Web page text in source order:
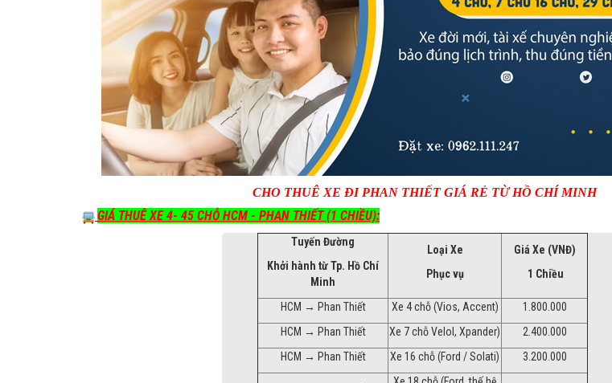
CHO THUÊ XE ĐI PHAN THIẾT GIÁ RẺ TỪ HỒ CHÍ MINH
GIÁ THUÊ XE 4- 45 CHỖ HCM - PHAN THIẾT (1 CHIỀU):
Tuyến Đường
Khởi hành từ Tp. Hồ Chí
Minh
Loại Xe
Phục vụ
Giá Xe (VNĐ)
1 Chiều
HCM → Phan Thiết Xe 4 chỗ (Vios, Accent)
1.800.000
HCM → Phan Thiết
Xe 7 chỗ Velol, Xpander)
2.400.000
HCM → Phan Thiết
Xe 16 chỗ (Ford / Solati) 3.200.000